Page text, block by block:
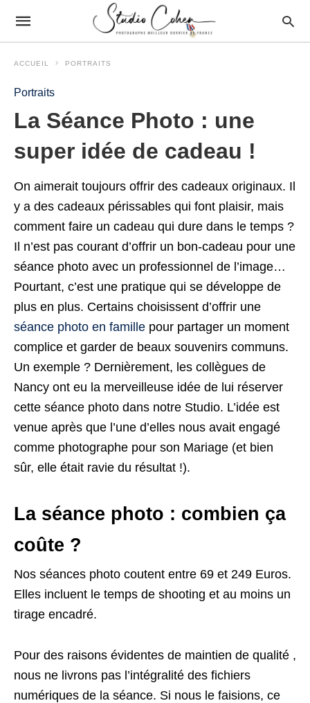
ACCUEIL PORTRAITS
Portraits
La Séance Photo : une
super idée de cadeau !
On aimerait toujours offrir des cadeaux originaux. Il
y a des cadeaux périssables qui font plaisir, mais
comment faire un cadeau qui dure dans le temps ?
Il n’est pas courant d’offrir un bon-cadeau pour une
séance photo avec un professionnel de l’image…
Pourtant, c’est une pratique qui se développe de
plus en plus. Certains choisissent d’offrir une
séance photo en famille pour partager un moment
complice et garder de beaux souvenirs communs.
Un exemple ? Dernièrement, les collègues de
Nancy ont eu la merveilleuse idée de lui réserver
cette séance photo dans notre Studio. L’idée est
venue après que l’une d’elles nous avait engagé
comme photographe pour son Mariage (et bien
sûr, elle était ravie du résultat !).
La séance photo : combien ça
coûte ?
Nos séances photo coutent entre 69 et 249 Euros.
Elles incluent le temps de shooting et au moins un
tirage encadré.
Pour des raisons évidentes de maintien de qualité ,
nous ne livrons pas l’intégralité des fichiers
numériques de la séance. Si nous le faisions, ce